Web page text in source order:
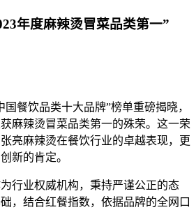
年度麻辣烫冒菜品类第一”
餐饮品类十大品牌”榜单重磅揭晓，
麻辣烫冒菜品类第一的殊荣。这一荣
亮麻辣烫在餐饮行业的卓越表现，更
新的肯定。
业权威机构，秉持严谨公正的态
，结合红餐指数，依据品牌的全网口